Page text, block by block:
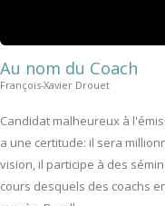
Au nom du Coach
François-Xavier Drouet
Candidat malheureux à
a une certitude: il sera
vision, il participe à des
cours desquels des coachs